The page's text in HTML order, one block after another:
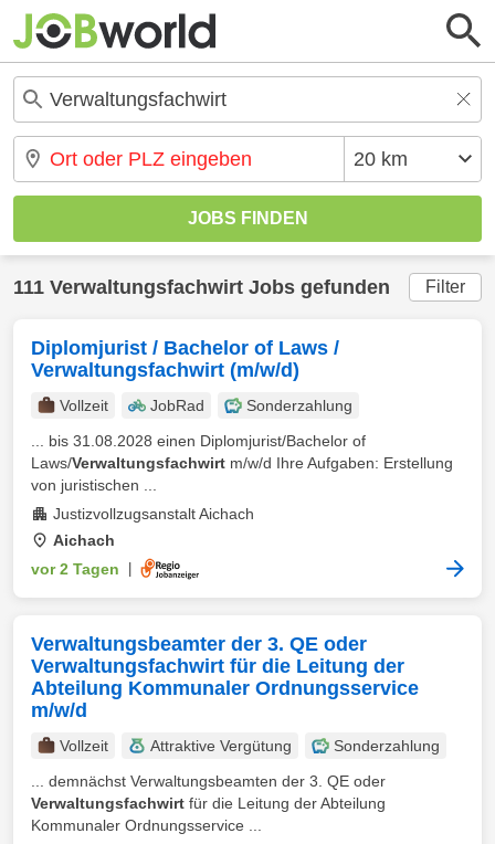
111 Verwaltungsfachwirt Jobs gefunden Filter
Diplomjurist / Bachelor of Laws /
Verwaltungsfachwirt (m/w/d)
Vollzeit JobRad
Sonderzahlung
... bis 31.08.2028 einen Diplomjurist/Bachelor of
Laws/Verwaltungsfachwirt m/w/d Ihre Aufgaben: Erstellung
von juristischen ...
Justizvollzugsanstalt Aichach
Aichach
vor 2 Tagen
Verwaltungsbeamter der 3. QE oder
Verwaltungsfachwirt für die Leitung der
Abteilung Kommunaler Ordnungsservice
m/w/d
Vollzeit Attraktive Vergütung
Sonderzahlung
... demnächst Verwaltungsbeamten der 3. QE oder
Verwaltungsfachwirt für die Leitung der Abteilung
Kommunaler Ordnungsservice ...